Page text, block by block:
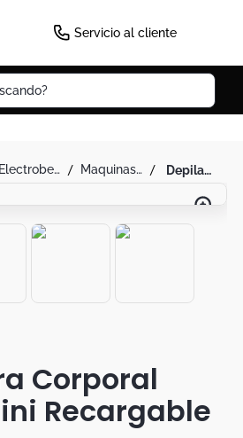
Servicio al cliente
electrobelleza maquinas de afeitar depiladora corporal portatil mini recargable
Corporal
Recargable